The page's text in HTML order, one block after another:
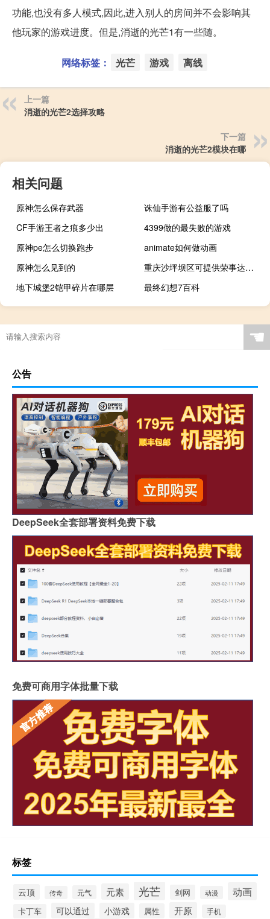
功能,也没有多人模式,因此,进入别人的房间并不会影响其
他玩家的游戏进度。但是,消逝的光芒1有一些随。
网络标签： 光芒 游戏 离线
上一篇
消逝的光芒2选择攻略
下一篇
消逝的光芒2模块在哪
相关问题
原神怎么保存武器
诛仙手游有公益服了吗
CF手游王者之痕多少出
4399做的最失败的游戏
原神pe怎么切换跑步
animate如何做动画
原神怎么见到的
重庆沙坪坝区可提供荣事达冰箱维修服务地址在哪
地下城堡2铠甲碎片在哪层
最终幻想7百科
☚
公告
DeepSeek全套部署资料免费下载
免费可商用字体批量下载
标签
云顶 传奇 元气 元素 光芒 剑网 动漫 动画
卡丁车 可以通过 小游戏 属性 开原 手机